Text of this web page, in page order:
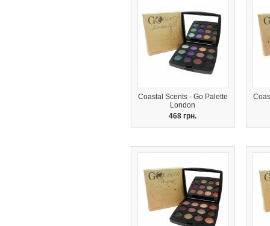
Coastal Scents - Go Palette
London
468 грн.